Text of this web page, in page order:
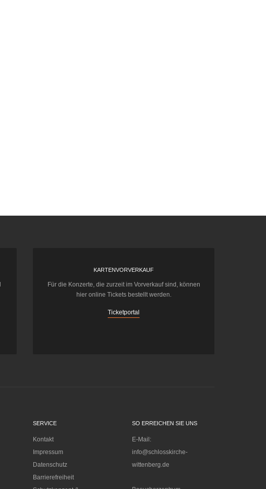
KARTENVORVERKAUF
Für die Konzerte, die zurzeit im Vorverkauf sind, können
hier online Tickets bestellt werden.
Ticketportal
SERVICE
Kontakt
Impressum
Datenschutz
Barrierefreiheit
SO ERREICHEN SIE UNS
E-Mail:
info@schlosskirche-
wittenberg.de